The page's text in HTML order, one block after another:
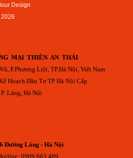
Design
MẠI THIÊN AN THÁI
P.Phương Liệt, TP.Hà Nội, Việt Nam
Hoạch Đầu Tư TP Hà Nội Cấp
Láng, Hà Nội
Đường Láng - Hà Nội
0909 663 489